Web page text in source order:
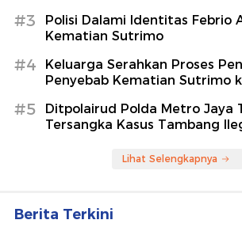
#3
Polisi Dalami Identitas Febrio
Kematian Sutrimo
#4
Keluarga Serahkan Proses
Penyebab Kematian Sutrimo
#5
Ditpolairud Polda Metro Jaya
Tersangka Kasus Tambang
Lihat Selengkapnya
Berita Terkini